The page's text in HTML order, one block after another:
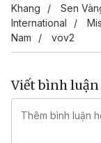
Khang
Sen
International
Nam
vov2
Viết bình luận